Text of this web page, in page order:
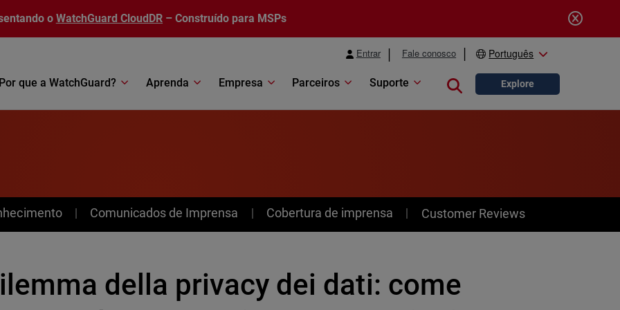
o WatchGuard CloudDR – Construído para MSPs
Entrar Fale conosco Português
Por que a WatchGuard? Aprenda Empresa Parceiros Suporte Close search
Explore
Comunicados de Imprensa Cobertura de imprensa Customer Reviews
della privacy dei dati: come